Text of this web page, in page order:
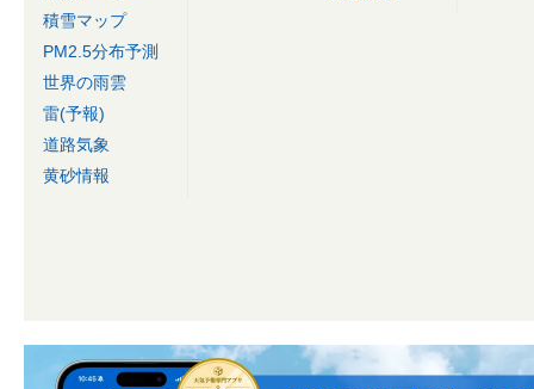
積雪マップ
PM2.5分布予測
世界の雨雲
雷(予報)
道路気象
黄砂情報